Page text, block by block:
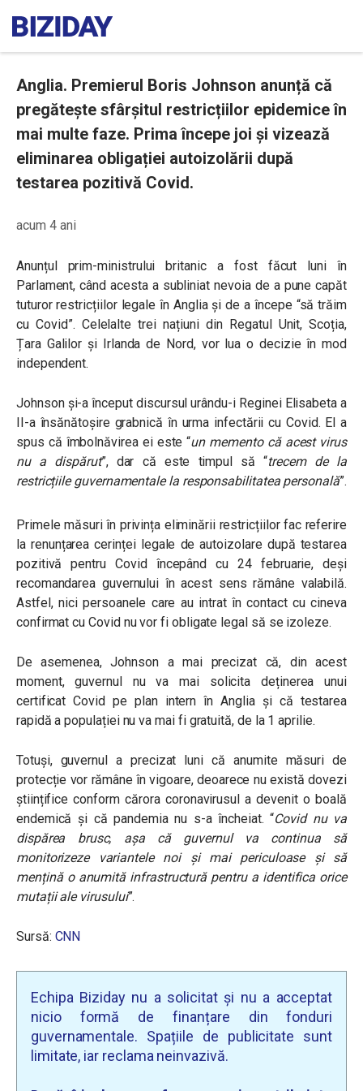
Anglia. Premierul Boris Johnson anunță că
pregătește sfârșitul restricțiilor epidemice în
mai multe faze. Prima începe joi și vizează
eliminarea obligației autoizolării după
testarea pozitivă Covid.
acum 4 ani
Anunțul prim-ministrului britanic a fost făcut luni în
Parlament, când acesta a subliniat nevoia de a pune capăt
tuturor restricțiilor legale în Anglia și de a începe “să trăim
cu Covid”. Celelalte trei națiuni din Regatul Unit, Scoția,
Țara Galilor și Irlanda de Nord, vor lua o decizie în mod
independent.
Johnson și-a început discursul urându-i Reginei Elisabeta a
II-a însănătoșire grabnică în urma infectării cu Covid. El a
spus că îmbolnăvirea ei este “un memento că acest virus
nu a dispărut”, dar că este timpul să “trecem de la
restricțiile guvernamentale la responsabilitatea personală”.
Primele măsuri în privința eliminării restricțiilor fac referire
la renunțarea cerinței legale de autoizolare după testarea
pozitivă pentru Covid începând cu 24 februarie, deși
recomandarea guvernului în acest sens rămâne valabilă.
Astfel, nici persoanele care au intrat în contact cu cineva
confirmat cu Covid nu vor fi obligate legal să se izoleze.
De asemenea, Johnson a mai precizat că, din acest
moment, guvernul nu va mai solicita deținerea unui
certificat Covid pe plan intern în Anglia și că testarea
rapidă a populației nu va mai fi gratuită, de la 1 aprilie.
Totuși, guvernul a precizat luni că anumite măsuri de
protecție vor rămâne în vigoare, deoarece nu există dovezi
științifice conform cărora coronavirusul a devenit o boală
endemică și că pandemia nu s-a încheiat. “Covid nu va
dispărea brusc, așa că guvernul va continua să
monitorizeze variantele noi și mai periculoase și să
mențină o anumită infrastructură pentru a identifica orice
mutații ale virusului”.
Sursă: CNN
Echipa Biziday nu a solicitat și nu a acceptat
nicio formă de finanțare din fonduri
guvernamentale. Spațiile de publicitate sunt
limitate, iar reclama neinvazivă.